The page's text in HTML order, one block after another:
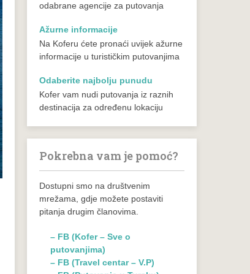
odabrane agencije za putovanja
Ažurne informacije
Na Koferu ćete pronaći uvijek ažurne
informacije u turističkim putovanjima
Odaberite najbolju punudu
Kofer vam nudi putovanja iz raznih
destinacija za određenu lokaciju
Pokrebna vam je pomoć?
Dostupni smo na društvenim
mrežama, gdje možete postaviti
pitanja drugim članovima.
– FB (Kofer – Sve o
putovanjima)
– FB (Travel centar – V.P)